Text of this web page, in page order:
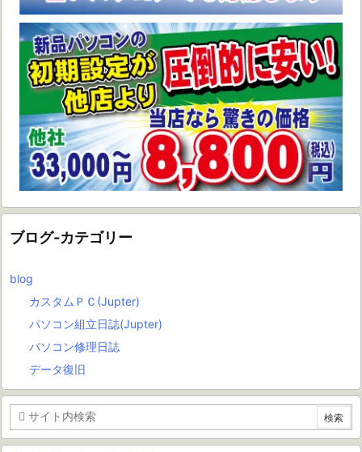
ブログ-カテゴリー
blog
カスタムＰＣ(Jupter)
パソコン組立日誌(Jupter)
パソコン修理日誌
データ復旧